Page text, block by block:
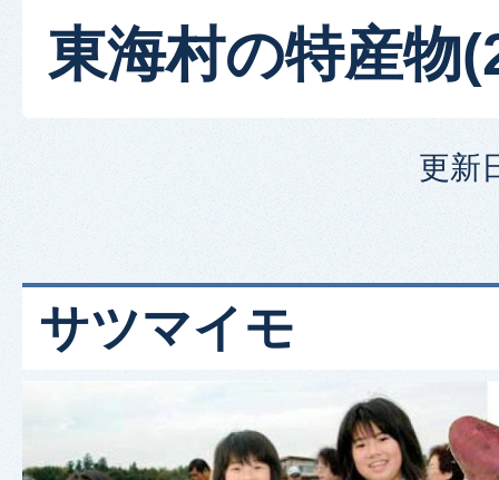
東海村の特産物
更新
サツマイモ